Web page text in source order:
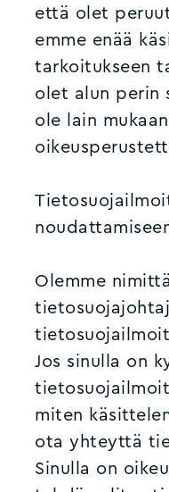
että olet
emme enää
tarkoitukseen
olet alun perin
ole lain
Olemme
Jos sinulla on
miten
ota yhteyttä
Sinulla on